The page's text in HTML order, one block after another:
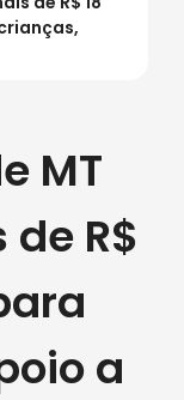
MT
R$
a